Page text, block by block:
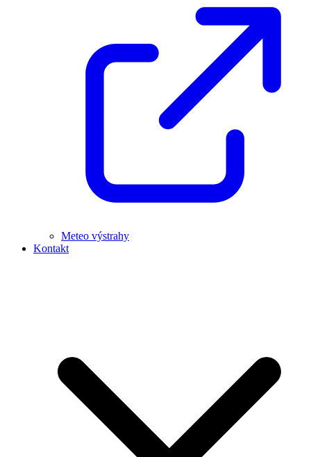
Meteo výstrahy
Kontakt